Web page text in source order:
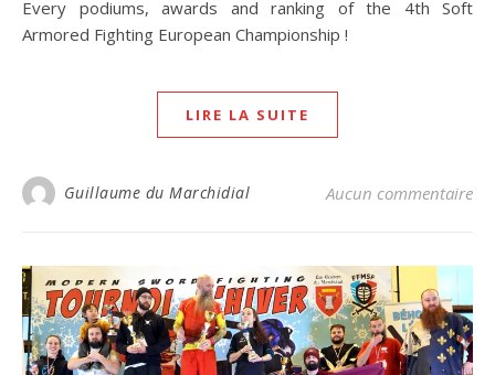
Every podiums, awards and ranking of the 4th Soft
Armored Fighting European Championship !
LIRE LA SUITE
Guillaume du Marchidial Aucun commentaire